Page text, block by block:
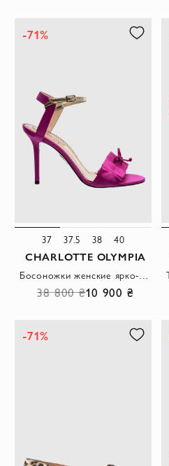
-71%
37 37.5 38 40
CHARLOTTE OLYMPIA
38 800 ₴10 900 ₴
-71%